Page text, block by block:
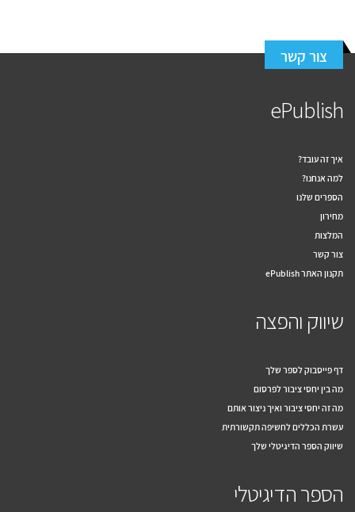
צור קשר
ePublish
איך זה עובד?
למה אנחנו?
הספרים שלנו
מחירון
המלצות
צור קשר
תקנון האתר ePublish
שיווק והפצה
דף פייסבוק לספר שלך
מה בין יחסי ציבור לפרסום
מה זה יחסי ציבור ואיך ניצור אותם
עשרת הכללים לחשיפה תקשורתית
שיווק הספר הדיגיטלי שלך
הספר הדיגיטלי